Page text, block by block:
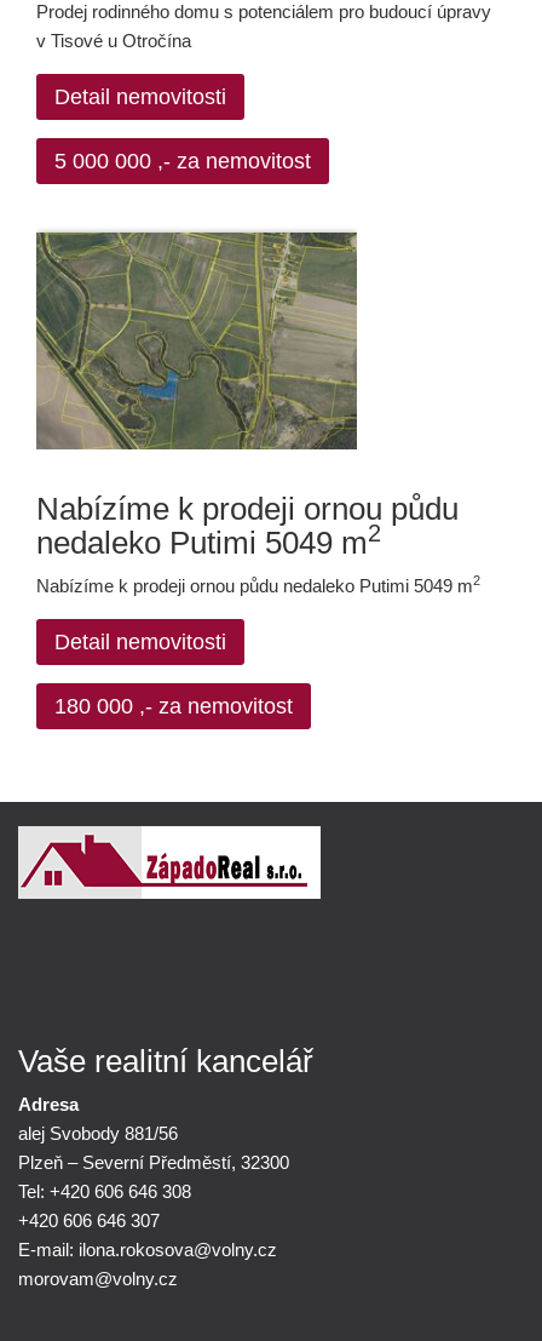
Prodej rodinného domu s potenciálem pro budoucí úpravy
v Tisové u Otročína
Detail nemovitosti
5 000 000 ,- za nemovitost
Nabízíme k prodeji ornou půdu
nedaleko Putimi 5049 m2
Nabízíme k prodeji ornou půdu nedaleko Putimi 5049 m2
Detail nemovitosti
180 000 ,- za nemovitost
Vaše realitní kancelář
Adresa
alej Svobody 881/56
Plzeň – Severní Předměstí, 32300
Tel: +420 606 646 308
+420 606 646 307
E-mail: ilona.rokosova@volny.cz
morovam@volny.cz